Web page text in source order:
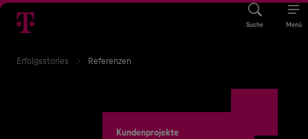
Suche Menü
Erfolgsstories Referenzen
Kundenprojekte